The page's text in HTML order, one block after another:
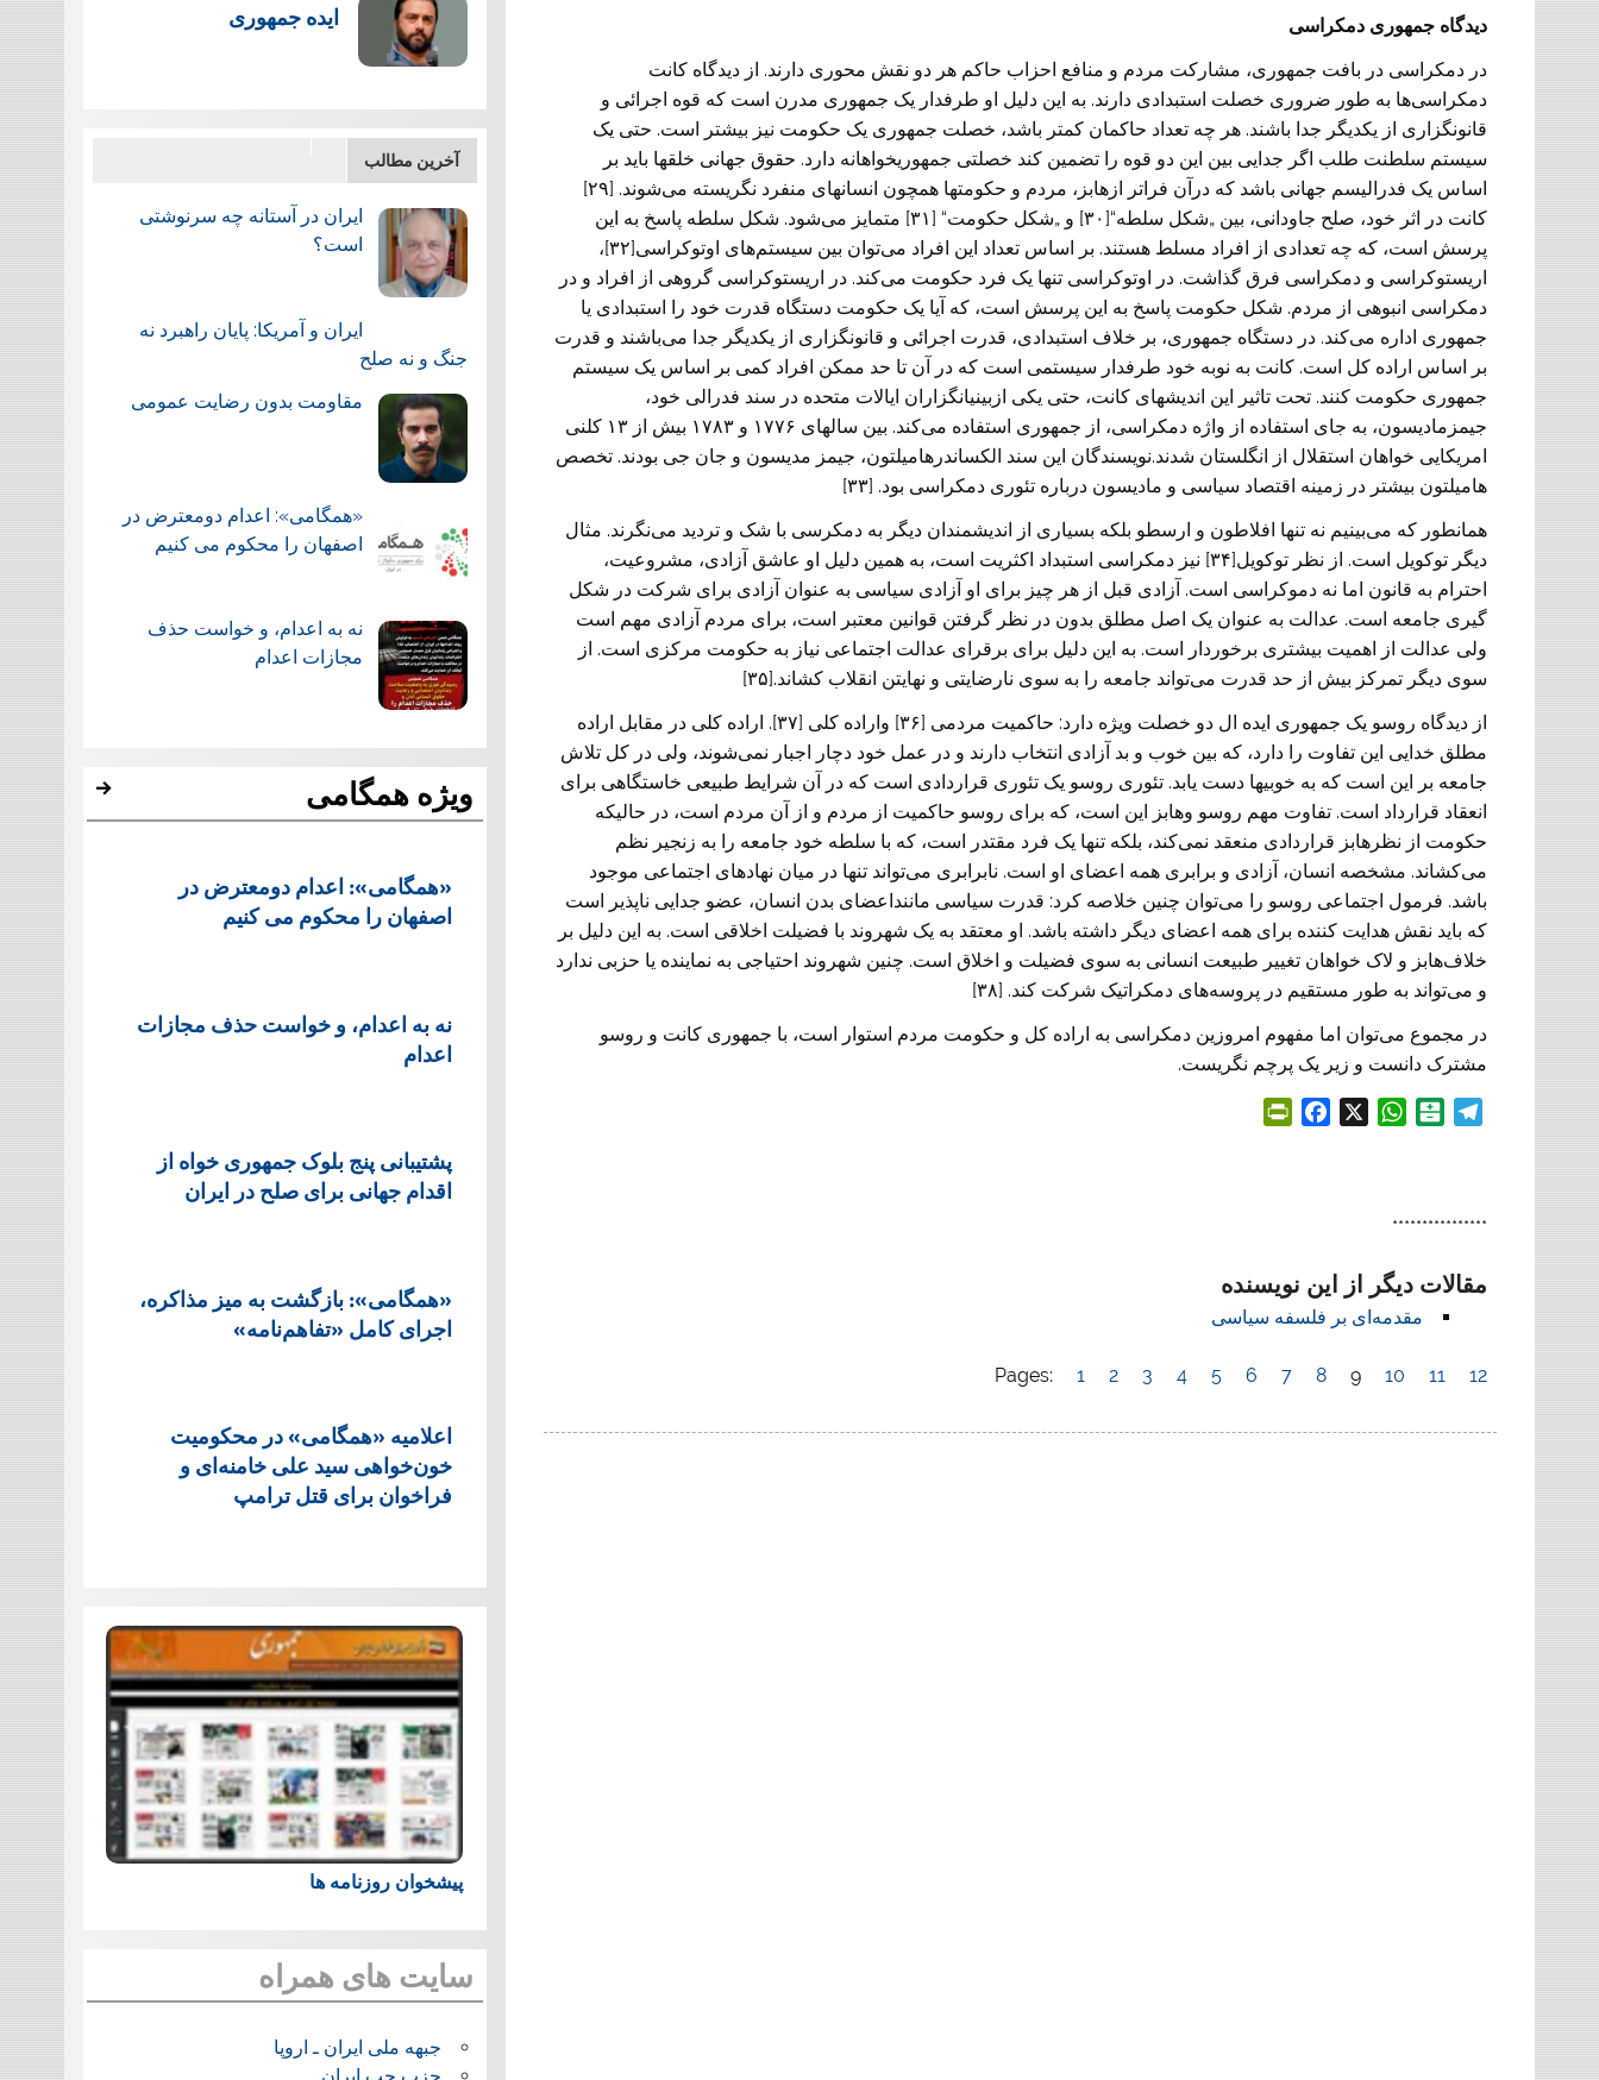
دیدگاه جمهوری دمکراسی
در دمکراسی در بافت جمهوری، مشارکت مردم و منافع احزاب حاکم هر دو نقش محوری دارند. از دیدگاه کانت
دمکراسی‌ها به طور ضروری خصلت استبدادی دارند. به این دلیل او طرفدار یک جمهوری مدرن است که قوه اجرائی و
قانونگزاری از یکدیگر جدا باشند. هر چه تعداد حاکمان کمتر باشد، خصلت جمهوری یک حکومت نیز بیشتر است. حتی یک
سیستم سلطنت طلب اگر جدایی بین این دو قوه را تضمین کند خصلتی جمهوریخواهانه دارد. حقوق جهانی خلقها باید بر
اساس یک فدرالیسم جهانی باشد که درآن فراتر از‌هابز، مردم و حکومتها همچون انسانهای منفرد نگریسته می‌شوند. [۲۹]
کانت در اثر خود، صلح جاودانی، بین „شکل سلطه“[۳۰] و „شکل حکومت“ [۳۱] متمایز می‌شود. شکل سلطه پاسخ به این
پرسش است، که چه تعدادی از افراد مسلط هستند. بر اساس تعداد این افراد می‌توان بین سیستم‌های اوتوکراسی[۳۲]،
اریستوکراسی و دمکراسی فرق گذاشت. در اوتوکراسی تنها یک فرد حکومت می‌کند. در اریستوکراسی گروهی از افراد و در
دمکراسی انبوهی از مردم. شکل حکومت پاسخ به این پرسش است، که آیا یک حکومت دستگاه قدرت خود را استبدادی یا
جمهوری اداره می‌کند. در دستگاه جمهوری، بر خلاف استبدادی، قدرت اجرائی و قانونگزاری از یکدیگر جدا می‌باشند و قدرت
بر اساس اراده کل است. کانت به نوبه خود طرفدار سیستمی‌ است که در آن تا حد ممکن افراد کمی‌ بر اساس یک سیستم
جمهوری حکومت کنند. تحت تاثیر این اندیشهای کانت، حتی یکی‌ ازبینیانگزاران ایالات متحده در سند فدرالی خود،
جیمزمادیسون، به جای استفاده از واژه دمکراسی، از جمهوری استفاده می‌کند. بین سالهای ۱۷۷۶ و ۱۷۸۳ بیش از ۱۳ کلنی
امریکایی خواهان استقلال از انگلستان شدند.نویسندگان این سند الکساندر‌هامیلتون، جیمز مدیسون و جان جی بودند. تخصص
‌هامیلتون بیشتر در زمینه اقتصاد سیاسی و مادیسون درباره تئوری دمکراسی بود. [۳۳]
همانطور که می‌بینیم نه تنها افلاطون و ارسطو بلکه بسیاری از اندیشمندان دیگر به دمکرسی با شک و تردید می‌نگرند. مثال
دیگر توکویل است. از نظر توکویل[۳۴] نیز دمکراسی استبداد اکثریت است، به همین دلیل او عاشق آزادی، مشروعیت،
احترام به قانون اما نه دموکراسی است. آزادی قبل از هر چیز برای او آزادی سیاسی به عنوان آزادی برای شرکت در شکل
گیری جامعه است. عدالت به عنوان یک اصل مطلق بدون در نظر گرفتن قوانین معتبر است، برای مردم آزادی مهم است
ولی‌ عدالت از اهمیت بیشتری برخوردار است. به این دلیل برای برقرای عدالت اجتماعی نیاز به حکومت مرکزی است. از
سوی دیگر تمرکز بیش از حد قدرت می‌تواند جامعه را به سوی نارضایتی‌ و نهایتن انقلاب کشاند.[۳۵]
از دیدگاه روسو یک جمهوری ایده ال دو خصلت ویژه دارد: حاکمیت مردمی [۳۶] واراده کلی [۳۷]. اراده کلی در مقابل اراده
مطلق خدایی این تفاوت را دارد، که بین خوب و بد آزادی انتخاب دارند و در عمل خود دچار اجبار نمی‌‌شوند، ولی‌ در کل تلاش
جامعه بر این است که به خوبیها دست یابد. تئوری روسو یک تئوری قراردادی است که در آن شرایط طبیعی خاستگاهی برای
انعقاد قرارداد است. تفاوت مهم روسو و‌هابز این است، که برای روسو حاکمیت از مردم و از آن مردم است، در حالیکه
حکومت از نظر‌هابز قراردادی منعقد نمی‌‌کند، بلکه تنها یک فرد مقتدر است، که با سلطه خود جامعه را به زنجیر نظم
می‌کشاند. مشخصه انسان، آزادی و برابری همه اعضای او است. نابرابری می‌تواند تنها در میان نهادهای اجتماعی موجود
باشد. فرمول اجتماعی روسو را می‌توان چنین خلاصه کرد: قدرت سیاسی ماننداعضای بدن انسان، عضو جدایی ناپذیر است
که باید نقش هدایت کننده برای همه اعضای دیگر داشته باشد. او معتقد به یک شهروند با فضیلت اخلاقی‌ است. به این دلیل بر
خلاف‌هابز و لاک خواهان تغییر طبیعت انسانی به سوی فضیلت و اخلاق است. چنین شهروند احتیاجی به نماینده یا حزبی ندارد
و می‌تواند به طور مستقیم در پروسه‌های دمکراتیک شرکت کند. [۳۸]
در مجموع می‌توان اما مفهوم امروزین دمکراسی به اراده کل و حکومت مردم استوار است، با جمهوری کانت و روسو
مشترک دانست و زیر یک پرچم نگریست.
g
a
m
t
r
W
p
p
o
r
n
****************
مقالات دیگر از این نویسنده
مقدمه‌ای بر فلسفه سیاسی
Pages:1 2 3 4 5 6 7 8 9 10 11 12
ایده جمهوری
آخرین مطالب
ایران در آستانه چه سرنوشتی
است؟
ایران و آمریکا: پایان راهبرد نه
جنگ و نه صلح
مقاومت بدون رضایت عمومی
«همگامی»: اعدام دومعترض در
اصفهان را محکوم می کنیم
نه به اعدام، و خواست حذف
مجازات اعدام
ویژه همگامی
«همگامی»: اعدام دومعترض در
اصفهان را محکوم می کنیم
نه به اعدام، و خواست حذف مجازات
اعدام
پشتيبانی پنج بلوک جمهوری خواه از
اقدام جهانی برای صلح در ایران
«همگامی»: بازگشت به میز مذاکره،
اجرای کامل «تفاهم‌نامه»
اعلامیه «همگامی» در محکومیت
خون‌خواهی سید علی خامنه‌ای و
فراخوان برای قتل ترامپ
پیشخوان روزنامه ها
سایت های همراه
جبهه ملی ایران ـ اروپا